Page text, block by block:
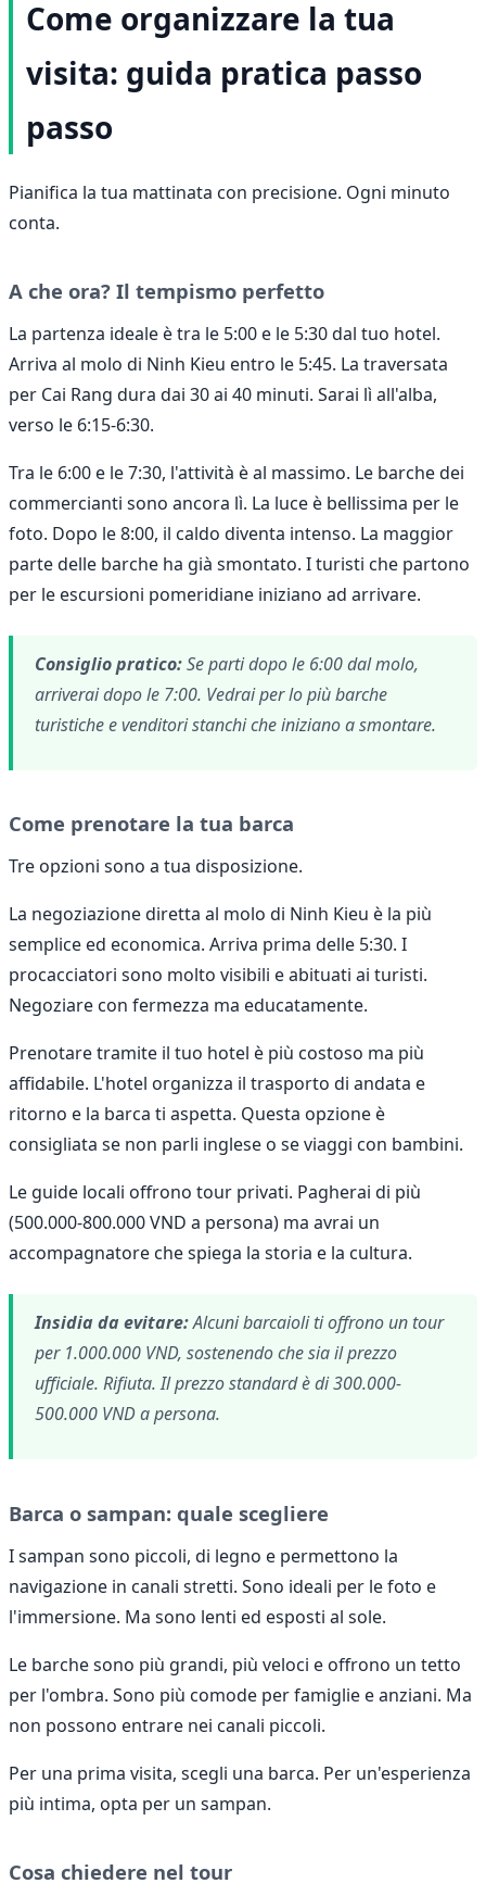
Come organizzare la tua
visita: guida pratica passo
passo
Pianifica la tua mattinata con precisione. Ogni minuto
conta.
A che ora? Il tempismo perfetto
La partenza ideale è tra le 5:00 e le 5:30 dal tuo hotel.
Arriva al molo di Ninh Kieu entro le 5:45. La traversata
per Cai Rang dura dai 30 ai 40 minuti. Sarai lì all'alba,
verso le 6:15-6:30.
Tra le 6:00 e le 7:30, l'attività è al massimo. Le barche dei
commercianti sono ancora lì. La luce è bellissima per le
foto. Dopo le 8:00, il caldo diventa intenso. La maggior
parte delle barche ha già smontato. I turisti che partono
per le escursioni pomeridiane iniziano ad arrivare.
Consiglio pratico:Se parti dopo le 6:00 dal molo,
arriverai dopo le 7:00. Vedrai per lo più barche
turistiche e venditori stanchi che iniziano a smontare.
Come prenotare la tua barca
Tre opzioni sono a tua disposizione.
La negoziazione diretta al molo di Ninh Kieu è la più
semplice ed economica. Arriva prima delle 5:30. I
procacciatori sono molto visibili e abituati ai turisti.
Negoziare con fermezza ma educatamente.
Prenotare tramite il tuo hotel è più costoso ma più
affidabile. L'hotel organizza il trasporto di andata e
ritorno e la barca ti aspetta. Questa opzione è
consigliata se non parli inglese o se viaggi con bambini.
Le guide locali offrono tour privati. Pagherai di più
(500.000-800.000 VND a persona) ma avrai un
accompagnatore che spiega la storia e la cultura.
Insidia da evitare:Alcuni barcaioli ti offrono un tour
per 1.000.000 VND, sostenendo che sia il prezzo
ufficiale. Rifiuta. Il prezzo standard è di 300.000-
500.000 VND a persona.
Barca o sampan: quale scegliere
I sampan sono piccoli, di legno e permettono la
navigazione in canali stretti. Sono ideali per le foto e
l'immersione. Ma sono lenti ed esposti al sole.
Le barche sono più grandi, più veloci e offrono un tetto
per l'ombra. Sono più comode per famiglie e anziani. Ma
non possono entrare nei canali piccoli.
Per una prima visita, scegli una barca. Per un'esperienza
più intima, opta per un sampan.
Cosa chiedere nel tour